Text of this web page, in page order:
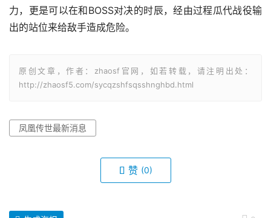
力，更是可以在和BOSS对决的时辰，经由过程瓜代战役输
出的站位来给敌手造成危险。
原创文章，作者：zhaosf官网，如若转载，请注明出处：
http://zhaosf5.com/sycqzshfsqsshnghbd.html
凤凰传世最新消息
赞 (0)